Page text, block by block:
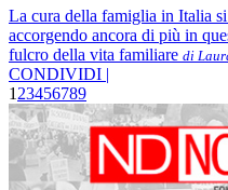
La cura della famiglia in Italia
accorgendo ancora di più in
fulcro della vita familiare di
CONDIVIDI |
1 23456789